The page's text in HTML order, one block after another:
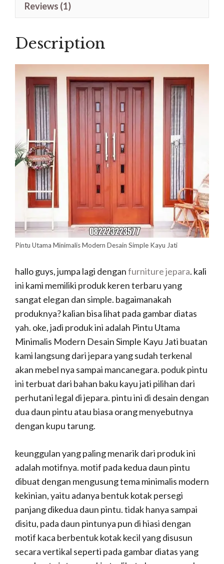
quantity
Reviews (1)
Description
Pintu Utama Minimalis Modern Desain Simple Kayu Jati
hallo guys, jumpa lagi denganfurniture jepara. kali
ini kami memiliki produk keren terbaru yang
sangat elegan dan simple. bagaimanakah
produknya? kalian bisa lihat pada gambar diatas
yah. oke, jadi produk ini adalah Pintu Utama
Minimalis Modern Desain Simple Kayu Jati buatan
kami langsung dari jepara yang sudah terkenal
akan mebel nya sampai mancanegara. poduk pintu
ini terbuat dari bahan baku kayu jati pilihan dari
perhutani legal di jepara. pintu ini di desain dengan
dua daun pintu atau biasa orang menyebutnya
dengan kupu tarung.
keunggulan yang paling menarik dari produk ini
adalah motifnya. motif pada kedua daun pintu
dibuat dengan mengusung tema minimalis modern
kekinian, yaitu adanya bentuk kotak persegi
panjang dikedua daun pintu. tidak hanya sampai
disitu, pada daun pintunya pun di hiasi dengan
motif kaca berbentuk kotak kecil yang disusun
secara vertikal seperti pada gambar diatas yang